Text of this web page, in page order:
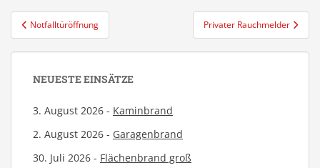
Beitragsnavigation
Notfalltüröffnung Privater Rauchmelder
NEUESTE EINSÄTZE
3. August 2026 - Kaminbrand
2. August 2026 - Garagenbrand
30. Juli 2026 - Flächenbrand groß